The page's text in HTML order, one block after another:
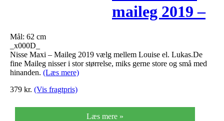
maileg 2019 –
Mål: 62 cm
_x000D_
Nisse Maxi – Maileg 2019 vælg mellem Louise el. Lukas.De
fine Maileg nisser i stor størrelse, miks gerne store og små med
hinanden. (Læs mere)
379 kr. (Vis fragtpris)
Læs mere »